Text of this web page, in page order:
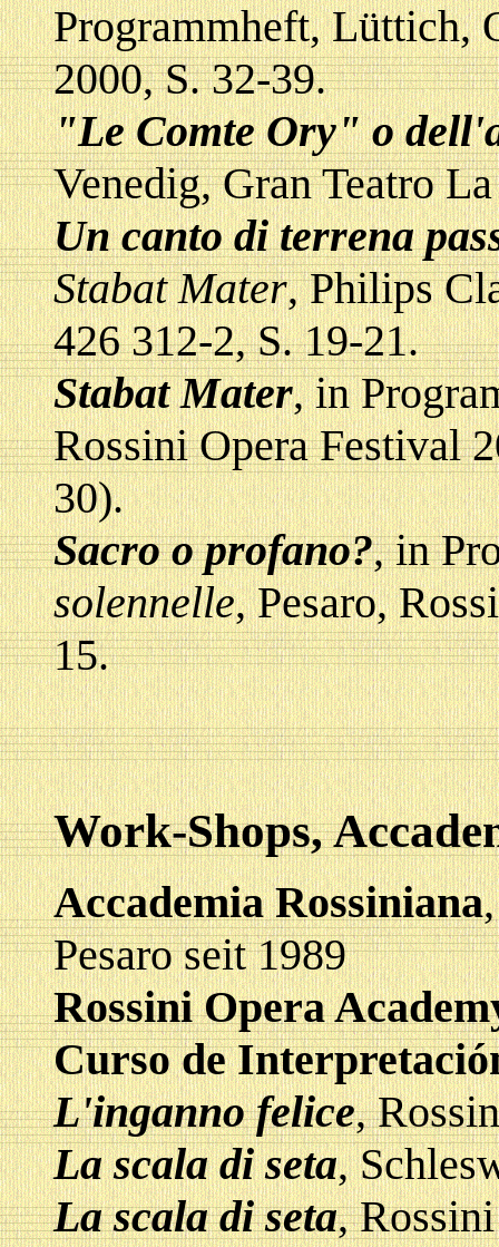
Programmheft, Lüttich,
2000, S. 32-39.
"Le Comte Ory" o
Venedig, Gran Teatro
Un canto di terrena
Stabat Mater, Philips
426 312-2, S. 19-21.
Stabat Mater, in
Rossini Opera Festival
30).
Sacro o profano?, in
solennelle, Pesaro,
15.
Work-Shops,
Accademia Rossiniana
Pesaro seit 1989
Rossini Opera
Curso de
L'inganno felice,
La scala di seta,
La scala di seta,